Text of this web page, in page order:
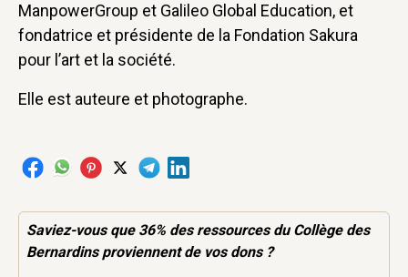
ManpowerGroup et Galileo Global Education, et
fondatrice et présidente de la Fondation Sakura
pour l’art et la société.
Elle est auteure et photographe.
Saviez-vous que 36% desressourcesdu Collège des
Bernardins proviennent de vos dons ?